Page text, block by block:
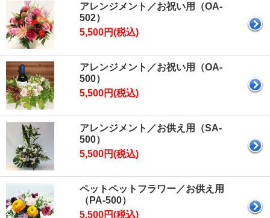
アレンジメント／お祝い用（OA-
502）
5,500円(税込)
アレンジメント／お祝い用（OA-
500）
5,500円(税込)
アレンジメント／お供え用（SA-
500）
5,500円(税込)
ペットペットフラワー／お供え用
（PA-500）
5,500円(税込)